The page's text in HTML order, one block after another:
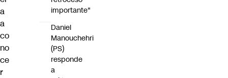
a
a
co
no
ce
r
importante"
Daniel
Manouchehri
(PS)
responde
a